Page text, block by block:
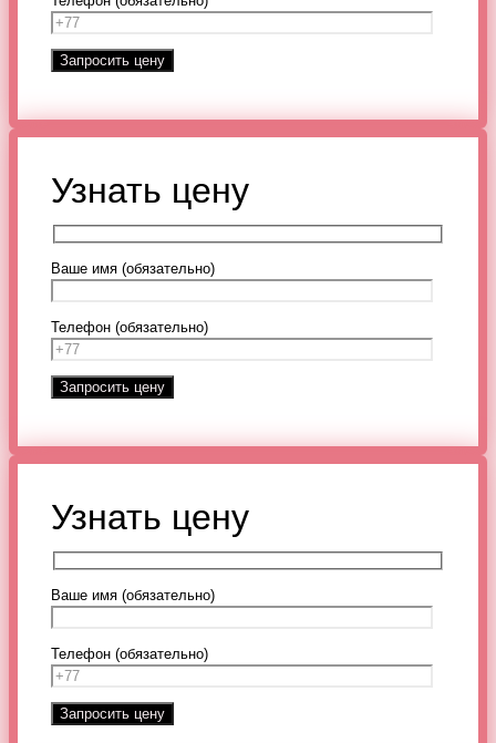
Узнать цену
Ваше имя (обязательно)
Телефон (обязательно)
Узнать цену
Ваше имя (обязательно)
Телефон (обязательно)